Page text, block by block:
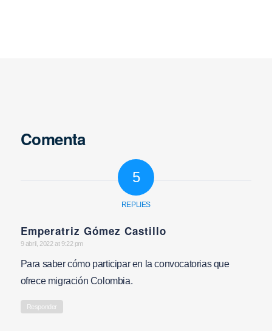
Comenta
5
REPLIES
Emperatriz Gómez Castillo
says:
9 abril, 2022 at 9:22 pm
Para saber cómo participar en la convocatorias que
ofrece migración Colombia.
Responder